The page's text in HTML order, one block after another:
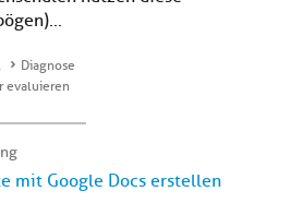
Diagnose
evaluieren
mit Google Docs erstellen